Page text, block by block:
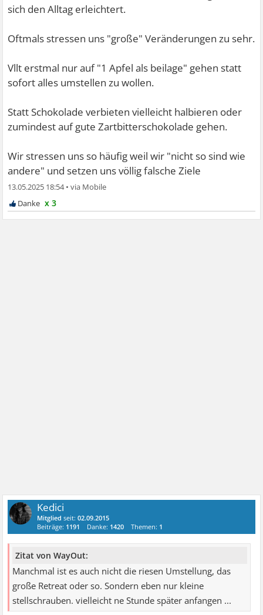
sich den Alltag erleichtert.
Oftmals stressen uns "große" Veränderungen zu sehr.
Vllt erstmal nur auf "1 Apfel als beilage" gehen statt
sofort alles umstellen zu wollen.
Statt Schokolade verbieten vielleicht halbieren oder
zumindest auf gute Zartbitterschokolade gehen.
Wir stressen uns so häufig weil wir "nicht so sind wie
andere" und setzen uns völlig falsche Ziele
13.05.2025 18:54•
x 3
Kedici
Mitglied seit:02.09.2015
Beiträge: 1191 Danke: 1420 Themen: 1
Zitat von WayOut:
Manchmal ist es auch nicht die riesen Umstellung, das
große Retreat oder so. Sondern eben nur kleine
stellschrauben. vielleicht ne Stunde später anfangen ...